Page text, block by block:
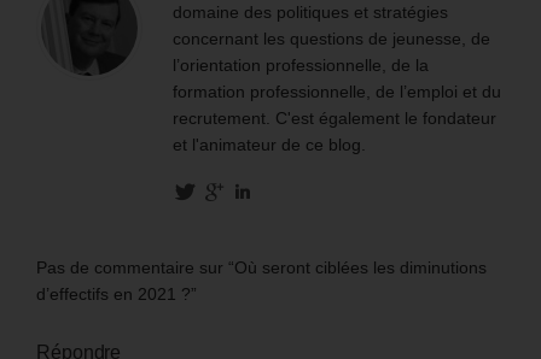
domaine des politiques et stratégies
concernant les questions de jeunesse, de
l’orientation professionnelle, de la
formation professionnelle, de l’emploi et du
recrutement. C'est également le fondateur
et l'animateur de ce blog.
Pas de commentaire sur “Où seront ciblées les diminutions
d’effectifs en 2021 ?”
Répondre